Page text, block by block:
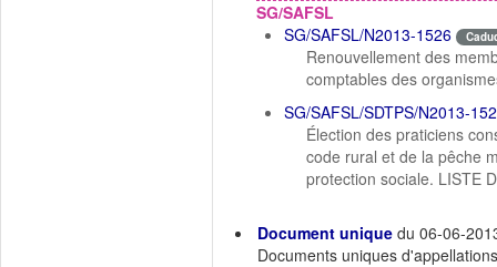
SG/SAFSL
SG/SAFSL/N2013-1526
Renouvellement des
comptables des
SG/SAFSL/SDTPS/N2013-
Élection des praticiens
code rural et de la pêche
protection sociale. LISTE
Document unique du 06-06-
Documents uniques